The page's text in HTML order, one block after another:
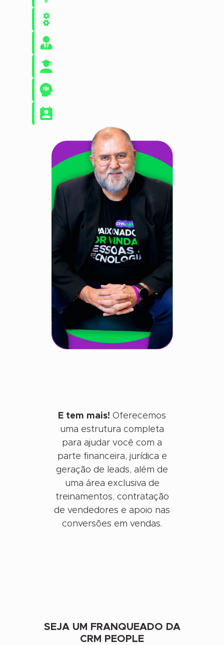
E tem mais! Oferecemos
uma estrutura completa
para ajudar você com a
parte financeira, jurídica e
geração de leads, além de
uma área exclusiva de
treinamentos, contratação
de vendedores e apoio nas
conversões em vendas.
SEJA UM FRANQUEADO DA
CRM PEOPLE